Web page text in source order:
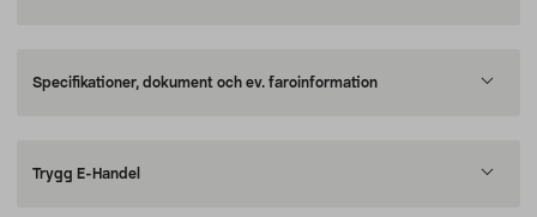
Specifikationer, dokument och ev. faroinformation
Trygg E-Handel